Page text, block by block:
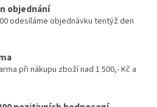
objednání
odesíláme objednávku tentýž den
při nákupu zboží nad 1 500,- Kč a